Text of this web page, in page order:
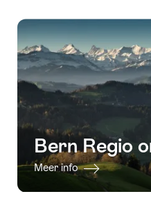
Bern Regio
Meer info